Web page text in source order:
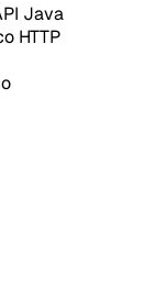
Java
HTTP